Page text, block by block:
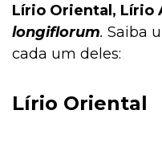
Lírio Oriental, Lírio
longiflorum. Saiba
cada um deles:
Lírio Oriental